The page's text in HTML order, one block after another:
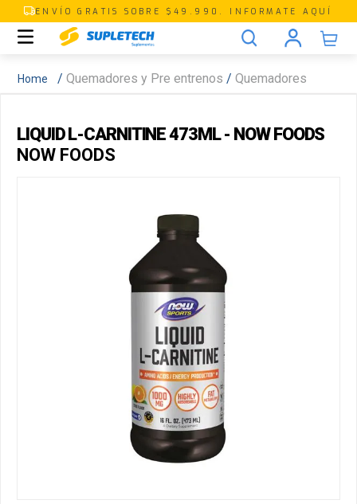
ENVÍO GRATIS SOBRE $49.990. INFORMATE AQUÍ
Quemadores y Pre entrenos Quemadores
LIQUID L-CARNITINE 473ML - NOW FOODS
NOW FOODS